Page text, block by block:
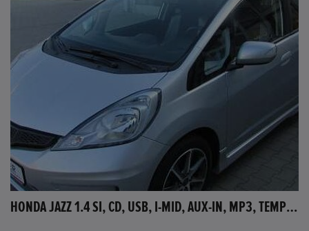
HONDA JAZZ 1.4 SI, CD, USB, I-MID, AUX-IN, MP3, TEMPOMAT